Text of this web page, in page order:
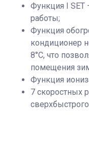
Функция I SET
работы;
Функция
кондиционер
8°C, что
помещения
Функция
7 скоростных